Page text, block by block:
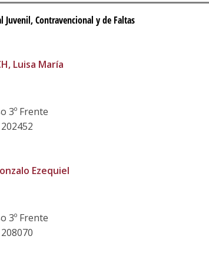
Juvenil, Contravencional y de Faltas
Luisa María
3º Frente
Ezequiel
3º Frente